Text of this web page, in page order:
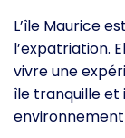
L’île Maurice
l’expatriation.
vivre une
île tranquille et